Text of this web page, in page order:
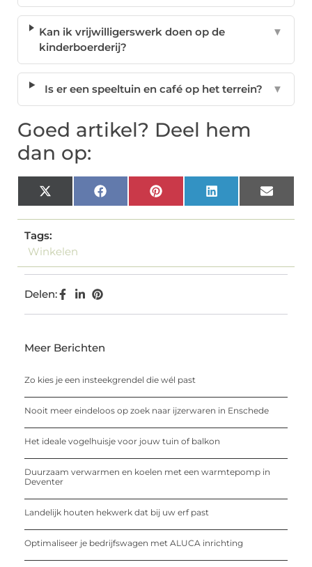
Kan ik vrijwilligerswerk doen op de
kinderboerderij?
▼
Is er een speeltuin en café op het terrein? ▼
Goed artikel? Deel hem
dan op:
X
(Twitter)
FacebookPinterest LinkedIn Email
Tags:
Winkelen
Delen:
Meer Berichten
Zo kies je een insteekgrendel die wél past
Nooit meer eindeloos op zoek naar ijzerwaren in Enschede
Het ideale vogelhuisje voor jouw tuin of balkon
Duurzaam verwarmen en koelen met een warmtepomp in
Deventer
Landelijk houten hekwerk dat bij uw erf past
Optimaliseer je bedrijfswagen met ALUCA inrichting